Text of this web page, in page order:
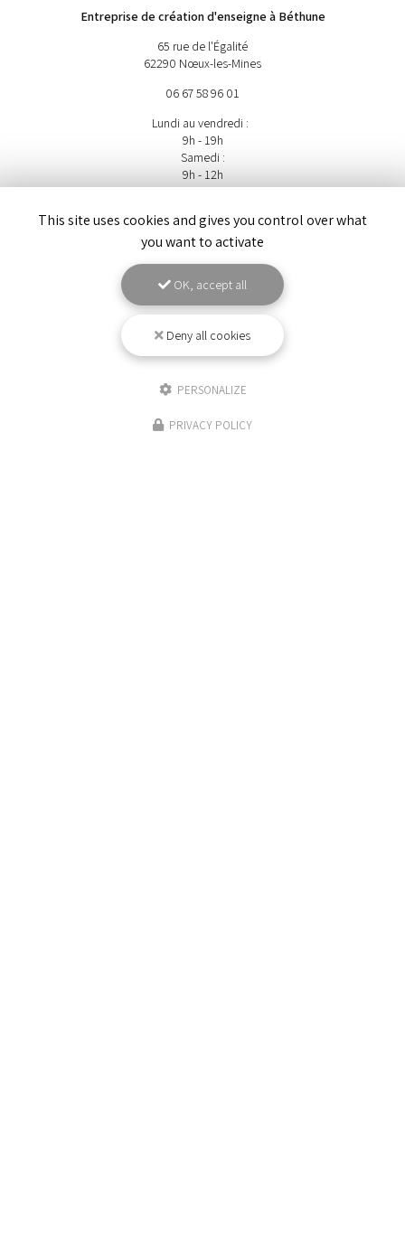
Entreprise de création d'enseigne à Béthune
65 rue de l'Égalité
62290 Nœux-les-Mines
06 67 58 96 01
Lundi au vendredi :
9h - 19h
Samedi :
9h - 12h
ENVOYEZ UN MESSAGE
This site uses cookies and gives you control over what
you want to activate
OK, accept all
Deny all cookies
PERSONALIZE
PRIVACY POLICY